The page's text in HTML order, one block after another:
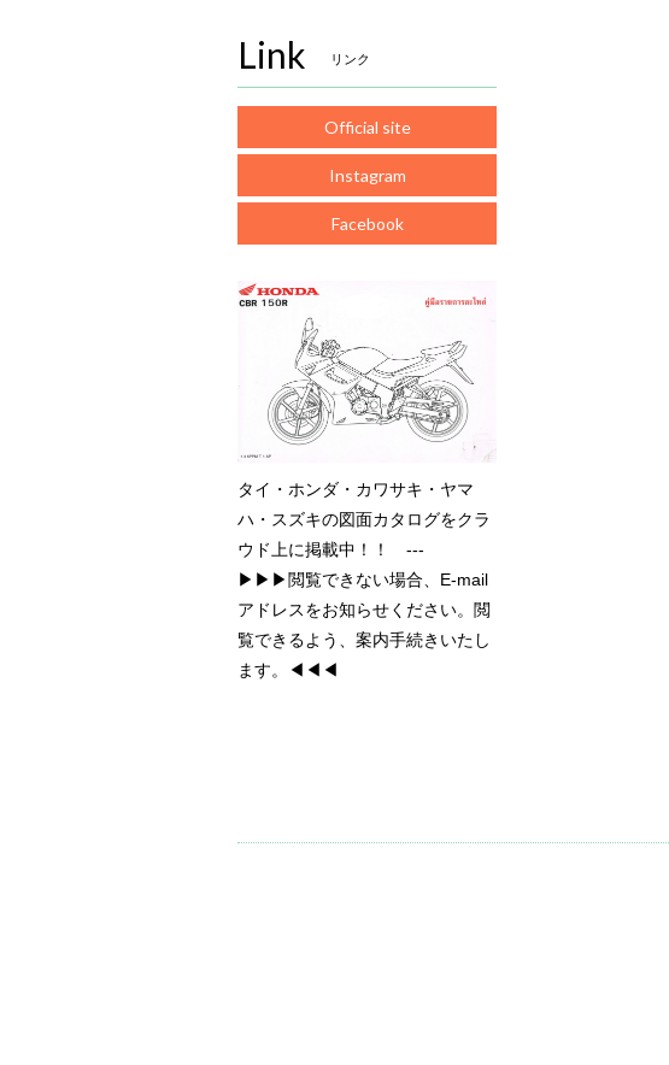
Link リンク
Official site
Instagram
Facebook
タイ・ホンダ・カワサキ・ヤマ
ハ・スズキの図面カタログをクラ
ウド上に掲載中！！ ---
▶▶▶閲覧できない場合、E-mail
アドレスをお知らせください。閲
覧できるよう、案内手続きいたし
ます。◀◀◀